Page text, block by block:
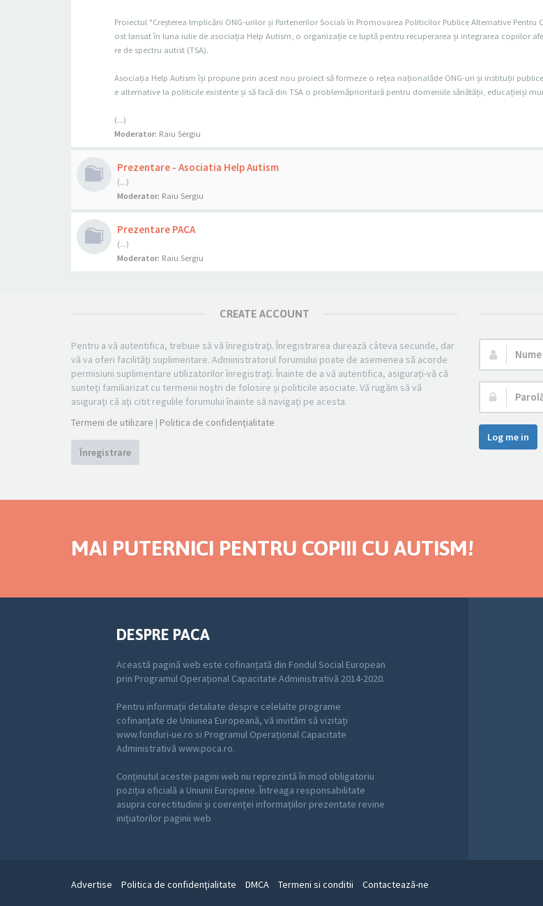
Proiectul "Creșterea Implicării ONG-urilor și Partenerilor Sociali în Promovarea Politicilor Publice Alternative Pentru
ost lansat în luna iulie de asociația Help Autism, o organizație ce luptă pentru recuperarea și integrarea copiilor
re de spectru autist (TSA).
Asociația Help Autism își propune prin acest nou proiect să formeze o rețea naționalăde ONG-uri și instituții
e alternative la politicile existente și să facă din TSA o problemăprioritară pentru domeniile sănătății, educațieiși
(...)
Moderator: Raiu Sergiu
Prezentare - Asociatia Help Autism
(...)
Moderator: Raiu Sergiu
Prezentare PACA
(...)
Moderator: Raiu Sergiu
CREATE ACCOUNT
Pentru a vă autentifica, trebuie să vă înregistraţi. Înregistrarea durează câteva secunde, dar
vă va oferi facilităţi suplimentare. Administratorul forumului poate de asemenea să acorde
permisiuni suplimentare utilizatorilor înregistraţi. Înainte de a vă autentifica, asiguraţi-vă că
sunteţi familiarizat cu termenii noştri de folosire şi politicile asociate. Vă rugăm să vă
asiguraţi că aţi citit regulile forumului înainte să navigaţi pe acesta.
Termeni de utilizare | Politica de confidenţialitate
Înregistrare
Nume
utilizator:
Parolă:
Log me in
MAI PUTERNICI PENTRU COPIII CU AUTISM!
DESPRE PACA
Această pagină web este cofinanțată din Fondul Social European
prin Programul Operațional Capacitate Administrativă 2014-2020.
Pentru informații detaliate despre celelalte programe
cofinanțate de Uniunea Europeană, vă invităm să vizitați
www.fonduri-ue.ro si Programul Operațional Capacitate
Administrativă www.poca.ro.
Conținutul acestei pagini web nu reprezintă în mod obligatoriu
poziția oficială a Uniunii Europene. Întreaga responsabilitate
asupra corectitudinii și coerenței informațiilor prezentate revine
inițiatorilor paginii web
Advertise Politica de confidenţialitate DMCA Termeni si conditii Contactează-ne